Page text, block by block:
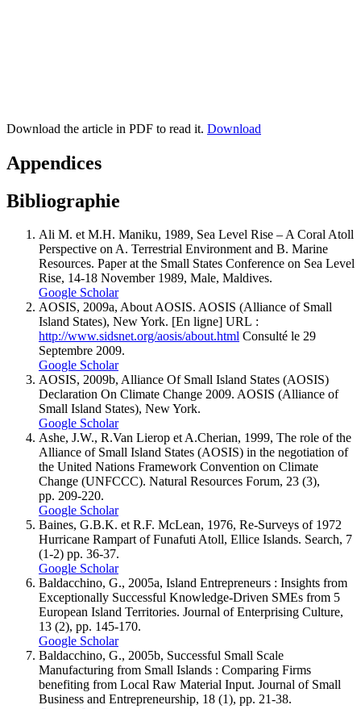
Download the article in PDF to read it. Download
Appendices
Bibliographie
Ali M. et M.H. Maniku, 1989, Sea Level Rise – A Coral Atoll
Perspective on A. Terrestrial Environment and B. Marine
Resources. Paper at the Small States Conference on Sea Level
Rise, 14-18 November 1989, Male, Maldives.
Google Scholar
AOSIS, 2009a, About AOSIS. AOSIS (Alliance of Small
Island States), New York. [En ligne] URL :
http://www.sidsnet.org/aosis/about.html Consulté le 29
Septembre 2009.
Google Scholar
AOSIS, 2009b, Alliance Of Small Island States (AOSIS)
Declaration On Climate Change 2009. AOSIS (Alliance of
Small Island States), New York.
Google Scholar
Ashe, J.W., R.Van Lierop et A.Cherian, 1999, The role of the
Alliance of Small Island States (AOSIS) in the negotiation of
the United Nations Framework Convention on Climate
Change (UNFCCC). Natural Resources Forum, 23 (3),
pp. 209-220.
Google Scholar
Baines, G.B.K. et R.F. McLean, 1976, Re-Surveys of 1972
Hurricane Rampart of Funafuti Atoll, Ellice Islands. Search, 7
(1-2) pp. 36-37.
Google Scholar
Baldacchino, G., 2005a, Island Entrepreneurs : Insights from
Exceptionally Successful Knowledge-Driven SMEs from 5
European Island Territories. Journal of Enterprising Culture,
13 (2), pp. 145-170.
Google Scholar
Baldacchino, G., 2005b, Successful Small Scale
Manufacturing from Small Islands : Comparing Firms
benefiting from Local Raw Material Input. Journal of Small
Business and Entrepreneurship, 18 (1), pp. 21-38.